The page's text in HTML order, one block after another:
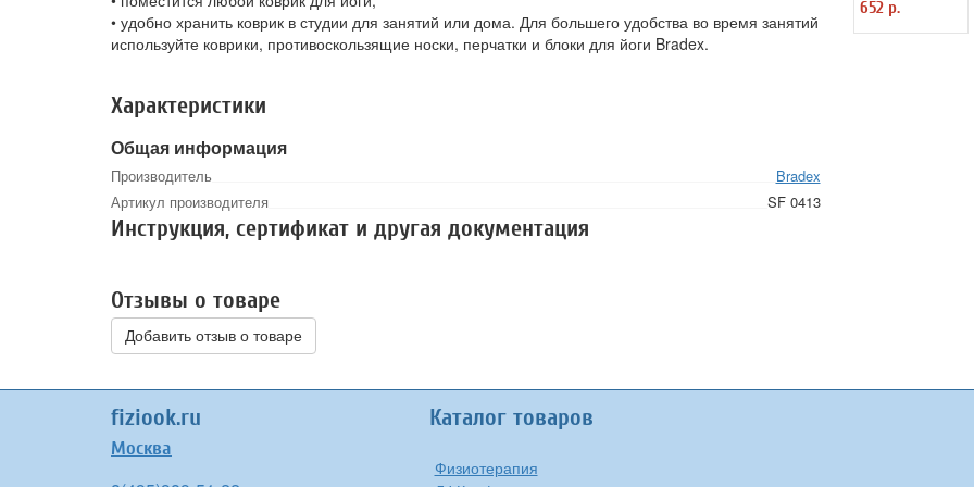
• удобно хранить коврик в студии для занятий или дома. Для большего удобства во время занятий
используйте коврики, противоскользящие носки, перчатки и блоки для йоги Bradex.
Характеристики
Общая информация
Производитель
Bradex
Артикул производителя
SF 0413
Инструкция, сертификат и другая документация
Anticellulite
Massager
652 р.
Отзывы о товаре
Добавить отзыв о товаре
fiziook.ru
Москва
Каталог товаров
Физиотерапия